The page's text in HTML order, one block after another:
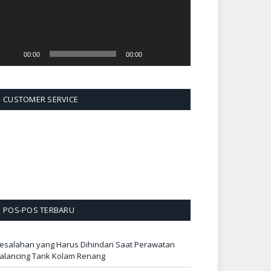
00:00 00:00
CUSTOMER SERVICE
POS-POS TERBARU
yang Harus Dihindari Saat Perawatan
Tank Kolam Renang